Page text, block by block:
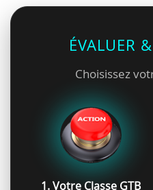
ÉVALUER
Choisissez
1. Votre Classe GTB